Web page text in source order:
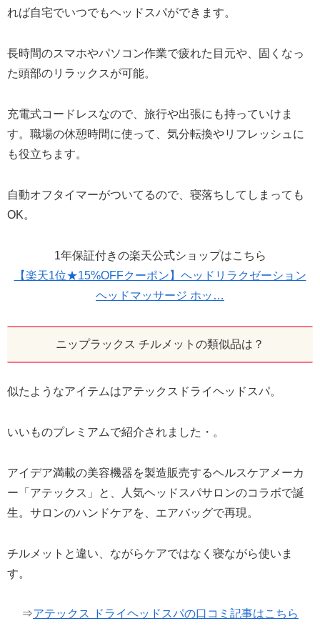
れば自宅でいつでもヘッドスパができます。
長時間のスマホやパソコン作業で疲れた目元や、固くなっ
た頭部のリラックスが可能。
充電式コードレスなので、旅行や出張にも持っていけま
す。職場の休憩時間に使って、気分転換やリフレッシュに
も役立ちます。
自動オフタイマーがついてるので、寝落ちしてしまっても
OK。
1年保証付きの楽天公式ショップはこちら
【楽天1位★15%OFFクーポン】ヘッドリラクゼーション
ヘッドマッサージ ホッ…
ニップラックス チルメットの類似品は？
似たようなアイテムはアテックスドライヘッドスパ。
いいものプレミアムで紹介されました・。
アイデア満載の美容機器を製造販売するヘルスケアメーカ
ー「アテックス」と、人気ヘッドスパサロンのコラボで誕
生。サロンのハンドケアを、エアバッグで再現。
チルメットと違い、ながらケアではなく寝ながら使いま
す。
⇒アテックス ドライヘッドスパの口コミ記事はこちら